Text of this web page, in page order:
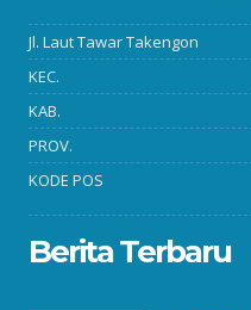
Jl. Laut Tawar Takengon
KEC.
KAB.
PROV.
KODE POS
Berita Terbaru